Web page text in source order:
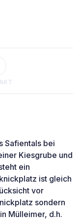
Safientals bei
Kiesgrube und
ein
ist gleich
vor
sondern
Mülleimer, d.h.